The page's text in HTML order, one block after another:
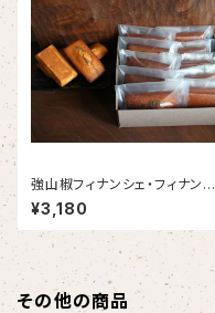
強山椒フィナンシェ・フィナンシ
ェ 10個入り
¥3,180
その他の商品